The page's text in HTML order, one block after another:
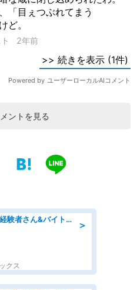
ントを見る
＞
ホールスタッフ/「未経験者さん&バイトデビューも大歓迎」残業ほぼなし×1日3時間〜勤務OK!フォロー体制も充実/広島県/広島市南区
クス